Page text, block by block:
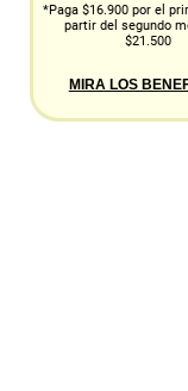
*Paga $16.900 por el
partir del segundo
$21.500
MIRA LOS